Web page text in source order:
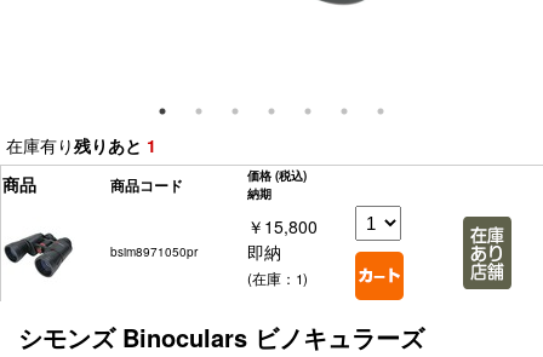
在庫有り残りあと 1
商品
商品コード 価格 (税込)
納期
bsim8971050pr
￥15,800
即納
(在庫：1)
シモンズ Binoculars ビノキュラーズ